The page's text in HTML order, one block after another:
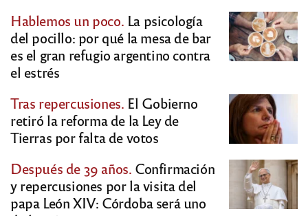
Hablemos un poco. La psicología
del pocillo: por qué la mesa de bar
es el gran refugio argentino contra
el estrés
Tras repercusiones. El Gobierno
retiró la reforma de la Ley de
Tierras por falta de votos
Después de 39 años. Confirmación
y repercusiones por la visita del
papa León XIV: Córdoba será uno